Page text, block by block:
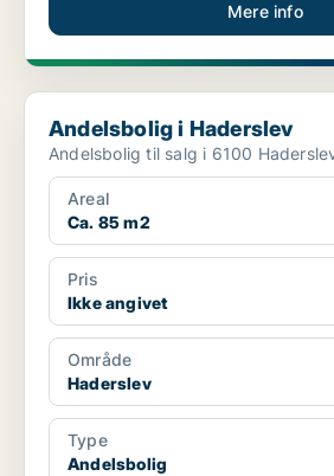
Mere info
Andelsbolig i Haderslev
Andelsbolig i Haderslev
Areal
Ca. 85 m2
Pris
Ikke angivet
Område
Haderslev
Type
Andelsbolig